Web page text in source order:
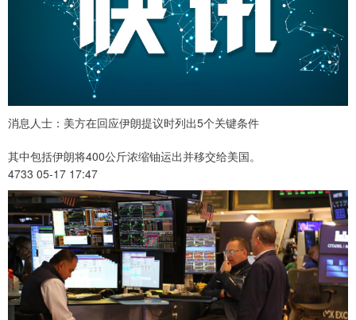
消息人士：美方在回应伊朗提议时列出5个关键条件
其中包括伊朗将400公斤浓缩铀运出并移交给美国。
4733 05-17 17:47